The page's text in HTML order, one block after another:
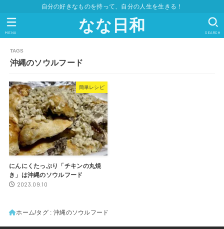
自分の好きなものを持って、自分の人生を生きる！
なな日和 SEARCH
MENU
沖縄のソウルフード
簡単レシピ
にんにくたっぷり「チキンの丸焼
き」は沖縄のソウルフード
2023.09.10
ホーム タグ : 沖縄のソウルフード